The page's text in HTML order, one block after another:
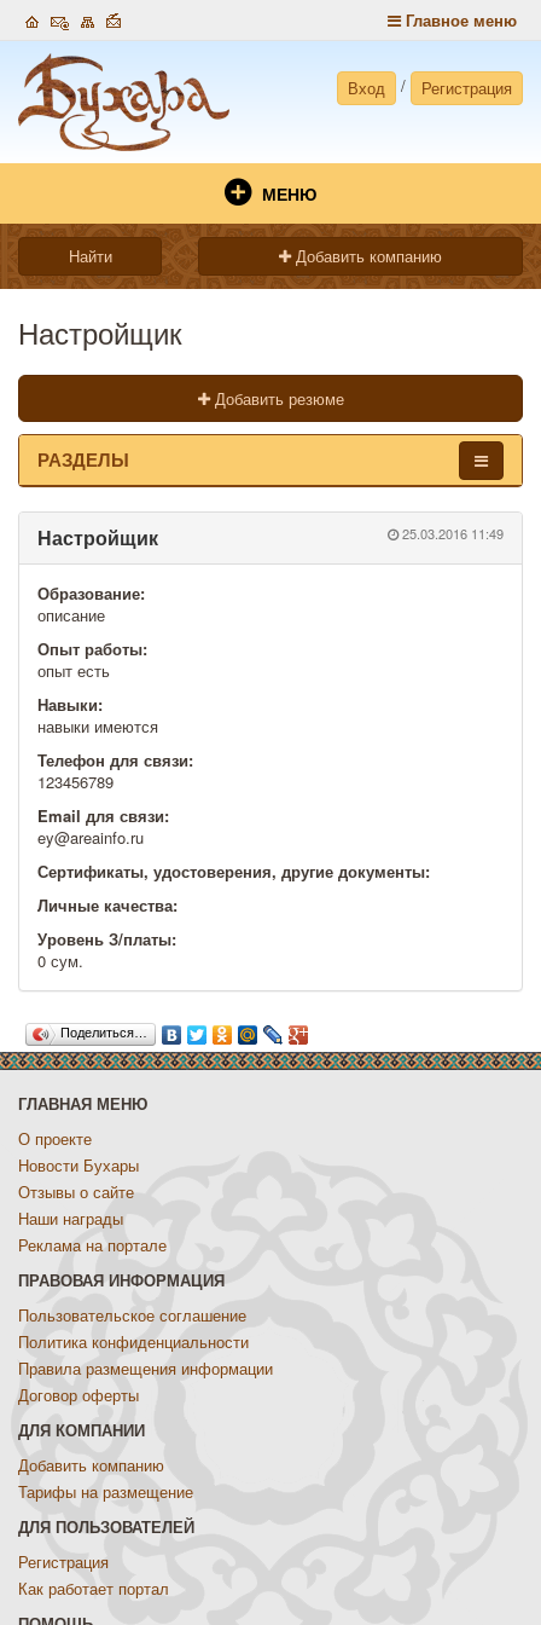
Главное меню
Вход / Регистрация
МЕНЮ
Найти Добавить компанию
Настройщик
Добавить резюме
РАЗДЕЛЫ
25.03.2016 11:49
Настройщик
Образование:
описание
Опыт работы:
опыт есть
Навыки:
навыки имеются
Телефон для связи:
123456789
Email для связи:
ey@areainfo.ru
Сертификаты, удостоверения, другие документы:
Личные качества:
Уровень З/платы:
0 сум.
Поделиться…
ГЛАВНАЯ МЕНЮ
О проекте
Новости Бухары
Отзывы о сайте
Наши награды
Реклама на портале
ПРАВОВАЯ ИНФОРМАЦИЯ
Пользовательское соглашение
Политика конфиденциальности
Правила размещения информации
Договор оферты
ДЛЯ КОМПАНИИ
Добавить компанию
Тарифы на размещение
ДЛЯ ПОЛЬЗОВАТЕЛЕЙ
Регистрация
Как работает портал